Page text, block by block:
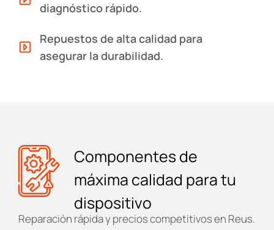
diagnóstico rápido.
Repuestos de alta calidad para
asegurar la durabilidad.
Componentes de
máxima calidad para tu
dispositivo
Reparación rápida y precios competitivos en Reus.